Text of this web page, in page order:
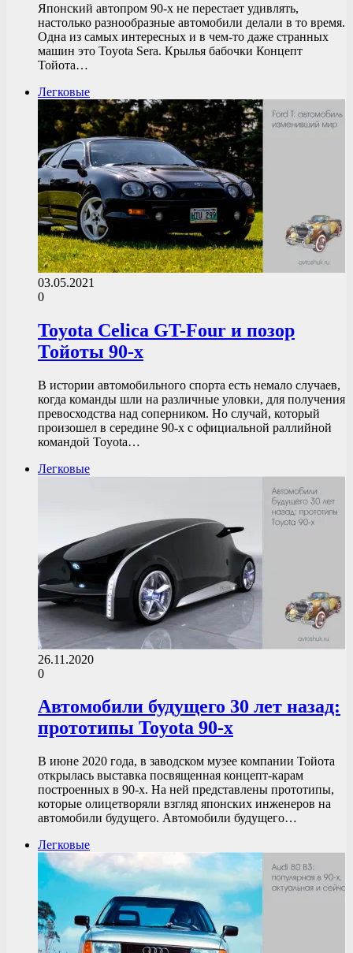
Японский автопром 90-х не перестает удивлять,
настолько разнообразные автомобили делали в то время.
Одна из самых интересных и в чем-то даже странных
машин это Toyota Sera. Крылья бабочки Концепт
Тойота…
Легковые
03.05.2021
0
Toyota Celica GT-Four и позор
Тойоты 90-х
В истории автомобильного спорта есть немало случаев,
когда команды шли на различные уловки, для получения
превосходства над соперником. Но случай, который
произошел в середине 90-х с официальной раллийной
командой Toyota…
Легковые
26.11.2020
0
Автомобили будущего 30 лет назад:
прототипы Toyota 90-х
В июне 2020 года, в заводском музее компании Тойота
открылась выставка посвященная концепт-карам
построенных в 90-х. На ней представлены прототипы,
которые олицетворяли взгляд японских инженеров на
автомобили будущего. Автомобили будущего…
Легковые